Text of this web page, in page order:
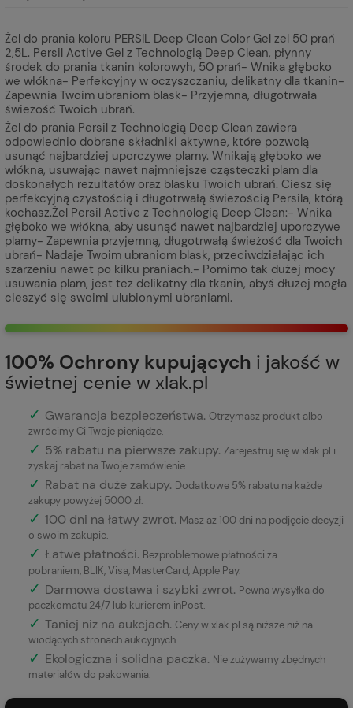
Żel do prania koloru PERSIL Deep Clean Color Gel żel 50 prań
2,5L. Persil Active Gel z Technologią Deep Clean, płynny
środek do prania tkanin kolorowyh, 50 prań- Wnika głęboko
we włókna- Perfekcyjny w oczyszczaniu, delikatny dla tkanin-
Zapewnia Twoim ubraniom blask- Przyjemna, długotrwała
świeżość Twoich ubrań.
Żel do prania Persil z Technologią Deep Clean zawiera
odpowiednio dobrane składniki aktywne, które pozwolą
usunąć najbardziej uporczywe plamy. Wnikają głęboko we
włókna, usuwając nawet najmniejsze cząsteczki plam dla
doskonałych rezultatów oraz blasku Twoich ubrań. Ciesz się
perfekcyjną czystością i długotrwałą świeżością Persila, którą
kochasz.Żel Persil Active z Technologią Deep Clean:- Wnika
głęboko we włókna, aby usunąć nawet najbardziej uporczywe
plamy- Zapewnia przyjemną, długotrwałą świeżość dla Twoich
ubrań- Nadaje Twoim ubraniom blask, przeciwdziałając ich
szarzeniu nawet po kilku praniach.- Pomimo tak dużej mocy
usuwania plam, jest też delikatny dla tkanin, abyś dłużej mogła
cieszyć się swoimi ulubionymi ubraniami.
100% Ochrony kupujących i jakość w
świetnej cenie w xlak.pl
✓ Gwarancja bezpieczeństwa. Otrzymasz produkt albo
zwrócimy Ci Twoje pieniądze.
✓ 5% rabatu na pierwsze zakupy. Zarejestruj się w xlak.pl i
zyskaj rabat na Twoje zamówienie.
✓ Rabat na duże zakupy. Dodatkowe 5% rabatu na każde
zakupy powyżej 5000 zł.
✓ 100 dni na łatwy zwrot. Masz aż 100 dni na podjęcie decyzji
o swoim zakupie.
✓ Łatwe płatności. Bezproblemowe płatności za
pobraniem, BLIK, Visa, MasterCard, Apple Pay.
✓ Darmowa dostawa i szybki zwrot. Pewna wysyłka do
paczkomatu 24/7 lub kurierem inPost.
✓ Taniej niż na aukcjach. Ceny w xlak.pl są niższe niż na
wiodących stronach aukcyjnych.
✓ Ekologiczna i solidna paczka. Nie zużywamy zbędnych
materiałów do pakowania.